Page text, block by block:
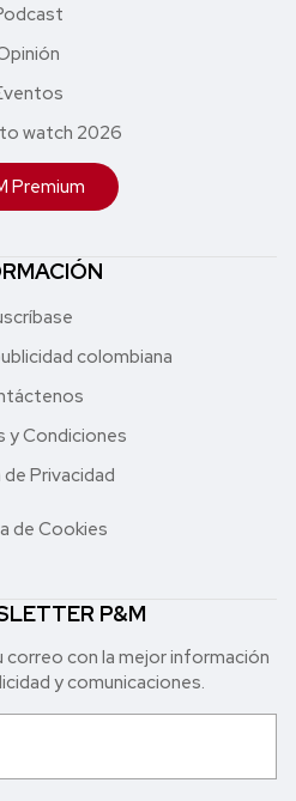
watch 2026
Premium
colombiana
y Condiciones
Privacidad
de Cookies
P&M
con la mejor in formación
y comunicaciones.